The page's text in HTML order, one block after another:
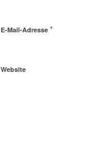
E-Mail-Adresse *
Website